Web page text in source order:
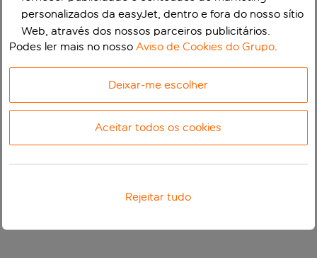
personalizados da easyJet, dentro e fora do nosso sítio
Web, através dos nossos parceiros publicitários.
Podes ler mais no nossoAviso de Cookies do Grupo.
Deixar-me escolher
Aceitar todos os cookies
Rejeitar tudo